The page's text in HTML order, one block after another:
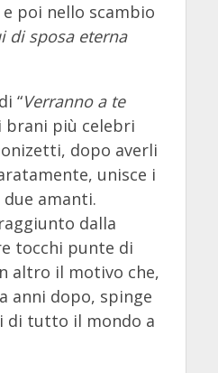
e poi nello scambio
di sposa eterna
“Verranno a te
brani più celebri
dopo averli
unisce i
amanti.
dalla
tocchi punte di
altro il motivo che,
anni dopo, spinge
di tutto il mondo a